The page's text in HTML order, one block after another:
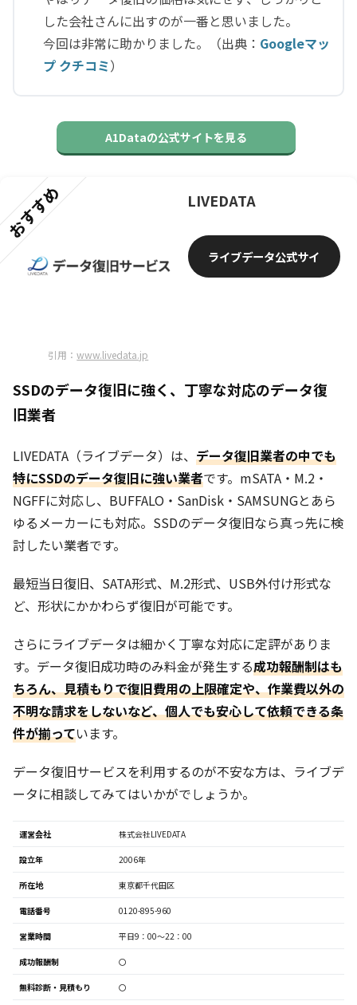
した会社さんに出すのが一番と思いました。
今回は非常に助かりました。（出典： Googleマッ
プ クチコミ）
A1Dataの公式サイトを見る
おすすめ
引用：www.livedata.jp
LIVEDATA
ライブデータ公式サイ
SSDのデータ復旧に強く、丁寧な対応のデータ復
旧業者
LIVEDATA（ライブデータ）は、 データ復旧業者の中でも
特にSSDのデータ復旧に強い業者です。mSATA・M.2・
NGFFに対応し、BUFFALO・SanDisk・SAMSUNGとあら
ゆるメーカーにも対応。SSDのデータ復旧なら真っ先に検
討したい業者です。
最短当日復旧、SATA形式、M.2形式、USB外付け形式な
ど、形状にかかわらず復旧が可能です。
さらにライブデータは細かく丁寧な対応に定評がありま
す。データ復旧成功時のみ料金が発生する成功報酬制はも
ちろん、見積もりで復旧費用の上限確定や、作業費以外の
不明な請求をしないなど、個人でも安心して依頼できる条
件が揃っています。
データ復旧サービスを利用するのが不安な方は、ライブデ
ータに相談してみてはいかがでしょうか。
運営会社 株式会社LIVEDATA
設立年 2006年
所在地 東京都千代田区
電話番号 0120-895-960
営業時間 平日9：00～22：00
成功報酬制 〇
無料診断・見積もり 〇